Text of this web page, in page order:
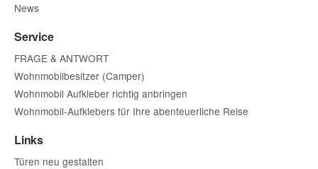
News
Service
FRAGE & ANTWORT
Wohnmobilbesitzer (Camper)
Wohnmobil Aufkleber richtig anbringen
Wohnmobil-Aufklebers für Ihre abenteuerliche Reise
Links
Türen neu gestalten